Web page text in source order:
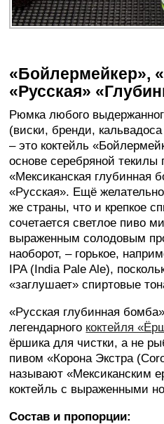
«Бойлермейкер»,
«Русская»
Рюмка любого
(виски, бренди,
– это коктейль
основе серебряной текилы
«Мексиканская глубинная
«Русская». Ещё
же страны, что и крепкое
сочетается светлое пиво
выраженным солодовым
наоборот, – горькое,
IPA (India Pale Ale),
«заглушает» спиртовые
«Русская глубинная
легендарного коктейля
ёршика для чистки, а не
пивом «Корона Экстра
называют «Мексиканским
коктейль с выраженными
Состав и пропорции: